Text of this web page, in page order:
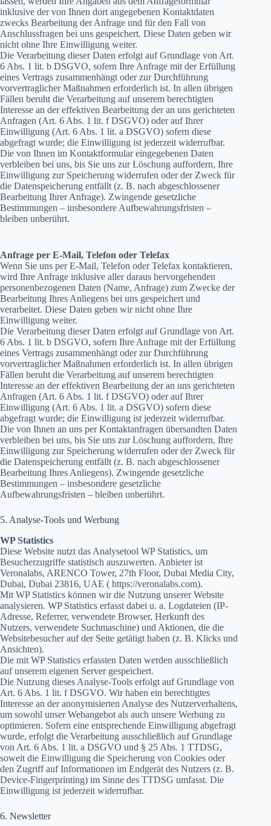
inklusive der von Ihnen dort angegebenen Kontaktdaten
zwecks Bearbeitung der Anfrage und für den Fall von
Anschlussfragen bei uns gespeichert. Diese Daten geben wir
nicht ohne Ihre Einwilligung weiter.
Die Verarbeitung dieser Daten erfolgt auf Grundlage von Art.
6 Abs. 1 lit. b DSGVO, sofern Ihre Anfrage mit der Erfüllung
eines Vertrags zusammenhängt oder zur Durchführung
vorvertraglicher Maßnahmen erforderlich ist. In allen übrigen
Fällen beruht die Verarbeitung auf unserem berechtigten
Interesse an der effektiven Bearbeitung der an uns gerichteten
Anfragen (Art. 6 Abs. 1 lit. f DSGVO) oder auf Ihrer
Einwilligung (Art. 6 Abs. 1 lit. a DSGVO) sofern diese
abgefragt wurde; die Einwilligung ist jederzeit widerrufbar.
Die von Ihnen im Kontaktformular eingegebenen Daten
verbleiben bei uns, bis Sie uns zur Löschung auffordern, Ihre
Einwilligung zur Speicherung widerrufen oder der Zweck für
die Datenspeicherung entfällt (z. B. nach abgeschlossener
Bearbeitung Ihrer Anfrage). Zwingende gesetzliche
Bestimmungen – insbesondere Aufbewahrungsfristen –
bleiben unberührt.
Anfrage per E-Mail, Telefon oder Telefax
Wenn Sie uns per E-Mail, Telefon oder Telefax kontaktieren,
wird Ihre Anfrage inklusive aller daraus hervorgehenden
personenbezogenen Daten (Name, Anfrage) zum Zwecke der
Bearbeitung Ihres Anliegens bei uns gespeichert und
verarbeitet. Diese Daten geben wir nicht ohne Ihre
Einwilligung weiter.
Die Verarbeitung dieser Daten erfolgt auf Grundlage von Art.
6 Abs. 1 lit. b DSGVO, sofern Ihre Anfrage mit der Erfüllung
eines Vertrags zusammenhängt oder zur Durchführung
vorvertraglicher Maßnahmen erforderlich ist. In allen übrigen
Fällen beruht die Verarbeitung auf unserem berechtigten
Interesse an der effektiven Bearbeitung der an uns gerichteten
Anfragen (Art. 6 Abs. 1 lit. f DSGVO) oder auf Ihrer
Einwilligung (Art. 6 Abs. 1 lit. a DSGVO) sofern diese
abgefragt wurde; die Einwilligung ist jederzeit widerrufbar.
Die von Ihnen an uns per Kontaktanfragen übersandten Daten
verbleiben bei uns, bis Sie uns zur Löschung auffordern, Ihre
Einwilligung zur Speicherung widerrufen oder der Zweck für
die Datenspeicherung entfällt (z. B. nach abgeschlossener
Bearbeitung Ihres Anliegens). Zwingende gesetzliche
Bestimmungen – insbesondere gesetzliche
Aufbewahrungsfristen – bleiben unberührt.
5. Analyse-Tools und Werbung
WP Statistics
Diese Website nutzt das Analysetool WP Statistics, um
Besucherzugriffe statistisch auszuwerten. Anbieter ist
Veronalabs, ARENCO Tower, 27th Floor, Dubai Media City,
Dubai, Dubai 23816, UAE ( https://veronalabs.com).
Mit WP Statistics können wir die Nutzung unserer Website
analysieren. WP Statistics erfasst dabei u. a. Logdateien (IP-
Adresse, Referrer, verwendete Browser, Herkunft des
Nutzers, verwendete Suchmaschine) und Aktionen, die die
Websitebesucher auf der Seite getätigt haben (z. B. Klicks und
Ansichten).
Die mit WP Statistics erfassten Daten werden ausschließlich
auf unserem eigenen Server gespeichert.
Die Nutzung dieses Analyse-Tools erfolgt auf Grundlage von
Art. 6 Abs. 1 lit. f DSGVO. Wir haben ein berechtigtes
Interesse an der anonymisierten Analyse des Nutzerverhaltens,
um sowohl unser Webangebot als auch unsere Werbung zu
optimieren. Sofern eine entsprechende Einwilligung abgefragt
wurde, erfolgt die Verarbeitung ausschließlich auf Grundlage
von Art. 6 Abs. 1 lit. a DSGVO und § 25 Abs. 1 TTDSG,
soweit die Einwilligung die Speicherung von Cookies oder
den Zugriff auf Informationen im Endgerät des Nutzers (z. B.
Device-Fingerprinting) im Sinne des TTDSG umfasst. Die
Einwilligung ist jederzeit widerrufbar.
6. Newsletter